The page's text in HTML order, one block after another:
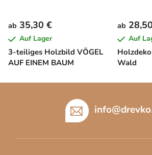
3-teiliges Holzbild VÖGEL
AUF EINEM BAUM
ab 35,30 €
Auf Lager
Wald
ab
Auf
info@